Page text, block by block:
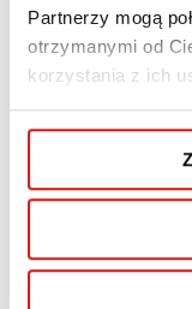
Partnerzy mogą
otrzymanymi od
korzystania z ich